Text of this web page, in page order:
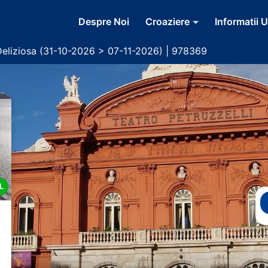
Despre Noi Croaziere Informatii
(31-10-2026 > 07-11-2026) | 978369